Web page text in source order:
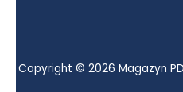
Copyright © 2026 Magazyn